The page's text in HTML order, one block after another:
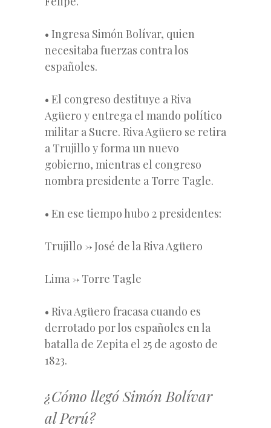
• Ingresa Simón Bolívar, quien
necesitaba fuerzas contra los
españoles.
• El congreso destituye a Riva
Agüero y entrega el mando político
militar a Sucre. Riva Agüero se retira
a Trujillo y forma un nuevo
gobierno, mientras el congreso
nombra presidente a Torre Tagle.
• En ese tiempo hubo 2 presidentes:
Trujillo -> José de la Riva Agüero
Lima -> Torre Tagle
• Riva Agüero fracasa cuando es
derrotado por los españoles en la
batalla de Zepita el 25 de agosto de
1823.
¿Cómo llegó Simón Bolívar
al Perú?